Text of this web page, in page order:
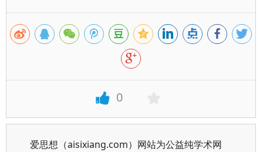
0
爱思想（aisixiang.com）网站为公益纯学术网